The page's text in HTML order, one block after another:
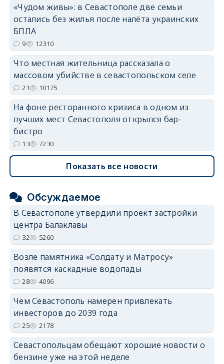
erid: 2SDnjdvhGXG
«Чудом живы»: в Севастополе две семьи
остались без жилья после налёта украинских
БПЛА
9 12310
Что местная жительница рассказала о
массовом убийстве в севастопольском селе
21 10175
На фоне ресторанного кризиса в одном из
лучших мест Севастополя открылся бар-
бистро
13 7230
Показать все новости
Обсуждаемое
В Севастополе утвердили проект застройки
центра Балаклавы
32 5260
Возле памятника «Солдату и Матросу»
появятся каскадные водопады
28 4096
Чем Севастополь намерен привлекать
инвесторов до 2039 года
25 2178
Севастопольцам обещают хорошие новости о
бензине уже на этой неделе